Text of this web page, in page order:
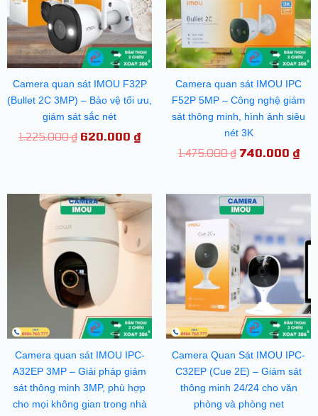
Camera quan sát IMOU F32P
(Bullet 2C 3MP) – Bảo vệ tối ưu,
giám sát sắc nét
1.225.000₫ 620.000 ₫
Camera quan sát IMOU IPC
F52P 5MP – Công nghệ giám
sát thông minh, hình ảnh siêu
nét 3K
1.475.000₫ 740.000 ₫
Camera quan sát IMOU IPC-
A32EP 3MP – Giải pháp giám
sát thông minh 3MP, phù hợp
cho mọi không gian trong nhà
Giá
gốc
925.000 ₫.
Giá
hiện
tại
là:
475.000 ₫.
Camera Quan Sát IMOU IPC-
C32EP (Cue 2E) – Giám sát
thông minh 24/24 cho văn
phòng và phòng net
Giá
gốc
là:
850.000 ₫.là: